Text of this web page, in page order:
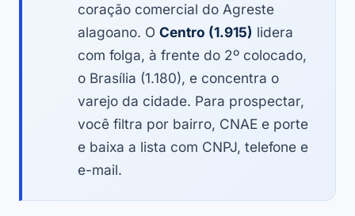
coração comercial do Agreste
alagoano. O Centro (1.915) lidera
com folga, à frente do 2º colocado,
o Brasília (1.180), e concentra o
varejo da cidade. Para prospectar,
você filtra por bairro, CNAE e porte
e baixa a lista com CNPJ, telefone e
e-mail.